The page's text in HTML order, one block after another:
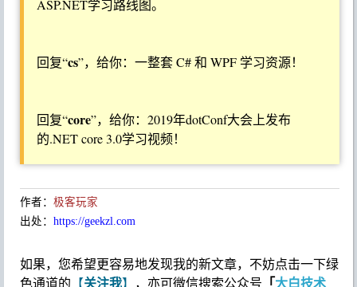
文末彩蛋
微信后台回复“ asp
”，给你：一份全网最强的
回复“ ”，给你：一整套 C# 和 WPF 学习资源！
回复“core”，给你：2019年dotConf大会上发布
的.NET core 3.0学习视频！